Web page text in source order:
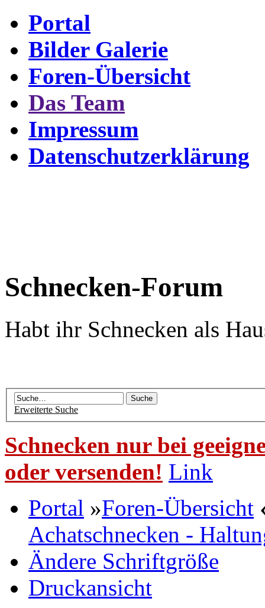
Portal
Bilder Galerie
Foren-Übersicht
Das Team
Impressum
Datenschutzerklärung
Schnecken-Forum
Habt ihr Schnecken als
Erweiterte Suche
Schnecken nur bei
oder versenden! Link
Portal »Foren-Übersicht
Achatschnecken -
Ändere Schriftgröße
Druckansicht